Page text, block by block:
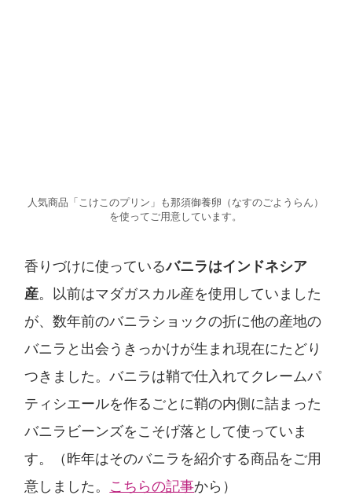
人気商品「こけこのプリン」も那須御養卵（なすのごようらん）
を使ってご用意しています。
香りづけに使っているバニラはインドネシア
産。以前はマダガスカル産を使用していました
が、数年前のバニラショックの折に他の産地の
バニラと出会うきっかけが生まれ現在にたどり
つきました。バニラは鞘で仕入れてクレームパ
ティシエールを作るごとに鞘の内側に詰まった
バニラビーンズをこそげ落として使っていま
す。（昨年はそのバニラを紹介する商品をご用
意しました。 こちらの記事から）